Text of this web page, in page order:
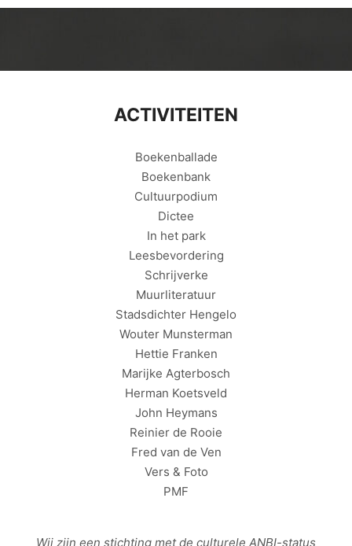
ACTIVITEITEN
Boekenballade
Boekenbank
Cultuurpodium
Dictee
In het park
Leesbevordering
Schrijverke
Muurliteratuur
Stadsdichter Hengelo
Wouter Munsterman
Hettie Franken
Marijke Agterbosch
Herman Koetsveld
John Heymans
Reinier de Rooie
Fred van de Ven
Vers & Foto
PMF
Wij zijn een stichting met de culturele ANBI-status